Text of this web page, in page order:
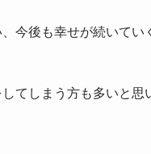
今後も幸せが続いてい
てしまう方も多いと